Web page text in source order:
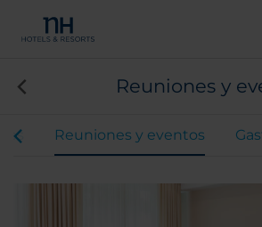
Reuniones y
Reuniones y eventos